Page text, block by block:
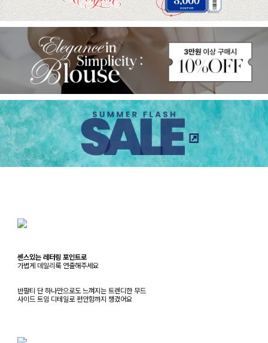
센스있는 레터링 포인트로
가볍게 데일리룩 연출해주세요
반팔티 단 하나만으로도 느껴지는 트렌디한 무드
사이드 트임 디테일로 편안함까지 챙겼어요